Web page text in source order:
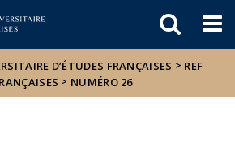
Hírek
ELTE a
sajtóban
D’ÉTUDES FRANÇAISES > REF
> NUMÉRO 26